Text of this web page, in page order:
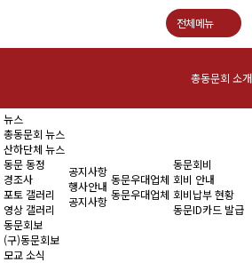
전체메뉴
총동문회 소개
뉴스
총동문회 뉴스
산하단체 뉴스
동문 동정
경조사
포토 갤러리
영상 갤러리
동문회보
(구)동문회보
모교 소식
공지사항
행사안내
공지사항
동문우대업체
동문우대업체
동문회비
회비 안내
회비납부 현황
동문ID카드 발급